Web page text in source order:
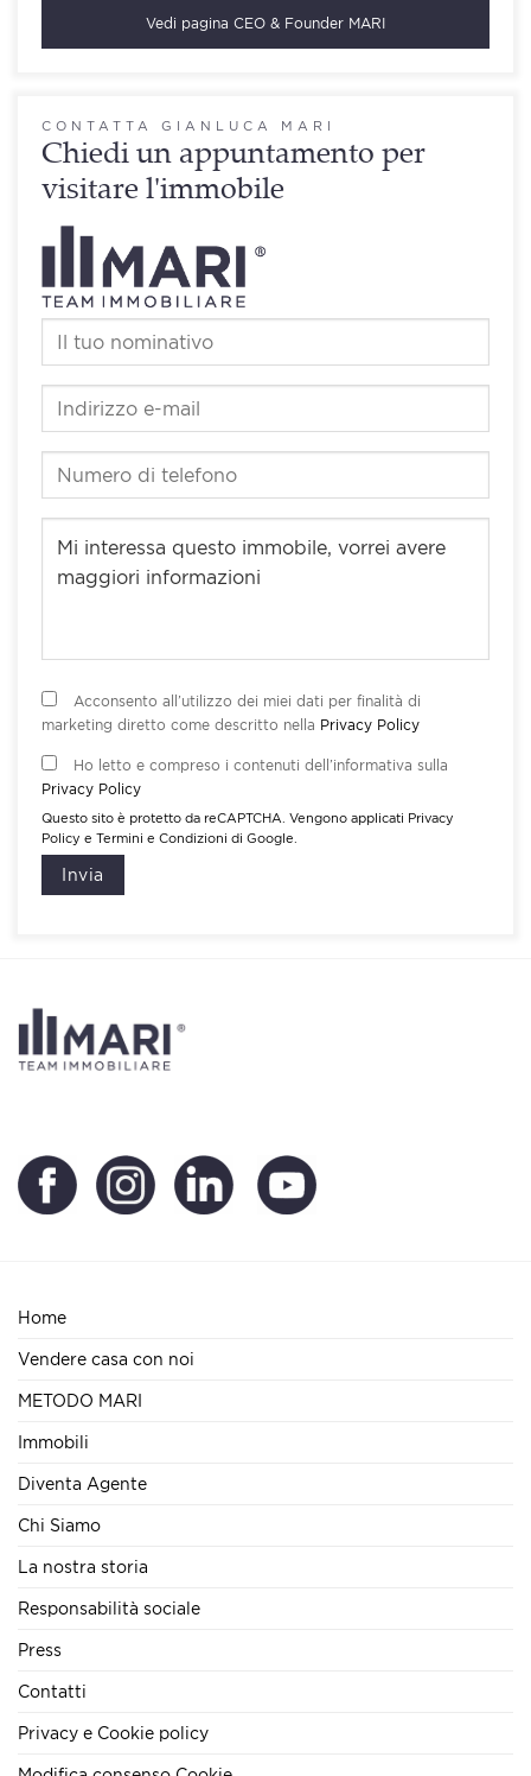
Vedi pagina CEO & Founder MARI
CONTATTA GIANLUCA MARI
Chiedi un appuntamento per
visitare l'immobile
Acconsento all’utilizzo dei miei dati per finalità di
marketing diretto come descritto nella Privacy Policy
Ho letto e compreso i contenuti dell’informativa sulla
Privacy Policy
Questo sito è protetto da reCAPTCHA. Vengono applicati Privacy
Policy e Termini e Condizioni di Google.
Invia
Home
Vendere casa con noi
METODO MARI
Immobili
Diventa Agente
Chi Siamo
La nostra storia
Responsabilità sociale
Press
Contatti
Privacy e Cookie policy